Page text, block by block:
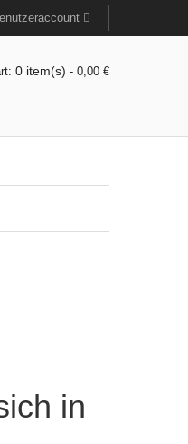
0 item(s) - 0,00 €
in